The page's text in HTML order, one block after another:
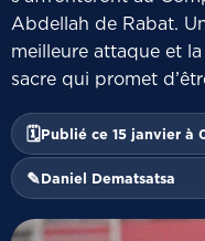
Abdellah de Rabat.
meilleure attaque et
sacre qui promet
🗓Publié ce 15 janvier à
✎Daniel Dematsatsa